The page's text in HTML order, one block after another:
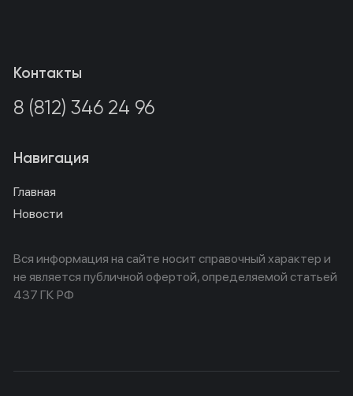
Контакты
8 (812) 346 24 96
Навигация
Главная
Новости
Вся информация на сайте носит справочный характер и
не является публичной офертой, определяемой статьей
437 ГК РФ